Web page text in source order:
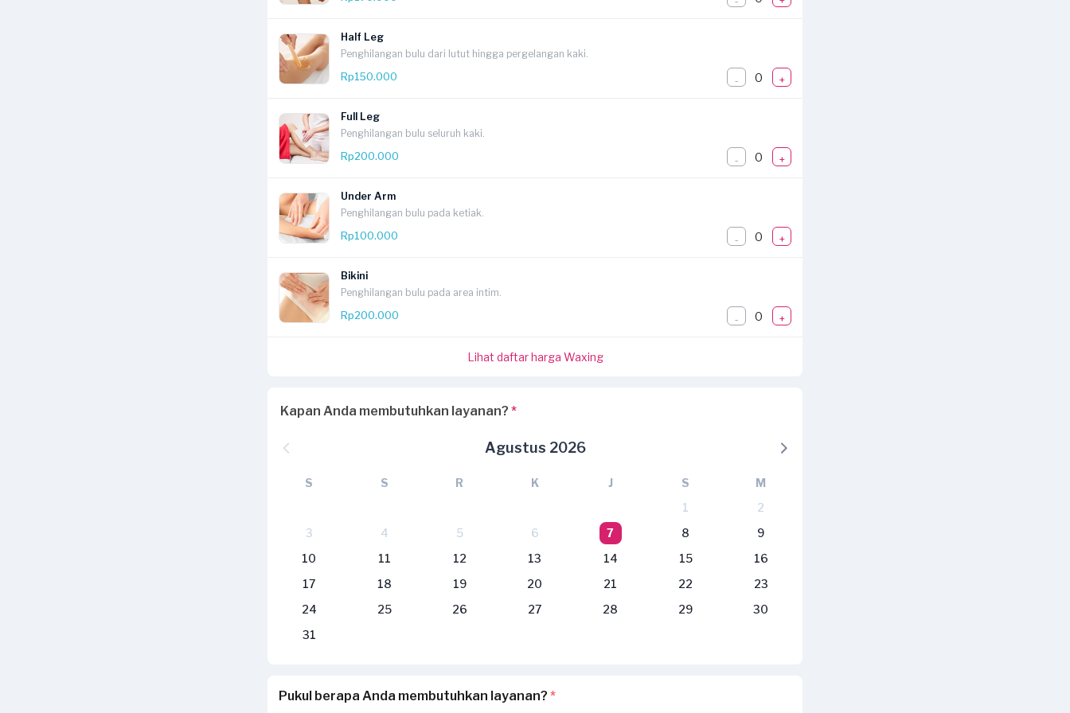
Half Leg
Penghilangan bulu dari lutut hingga pergelangan kaki.
Rp150.000
- 0 +
Full Leg
Penghilangan bulu seluruh kaki.
Rp200.000
- 0 +
Under Arm
Penghilangan bulu pada ketiak.
Rp100.000
- 0 +
Bikini
Penghilangan bulu pada area intim.
Rp200.000
- 0 +
Lihat daftar harga Waxing
Kapan Anda membutuhkan layanan? *
Agustus 2026
S S R K J S
M
1
2
3
4 5 6 7 8
9
10
11 12 13 14 15
16
17
18 19 20 21 22
23
24
25 26 27 28 29
30
31
Pukul berapa Anda membutuhkan layanan? *